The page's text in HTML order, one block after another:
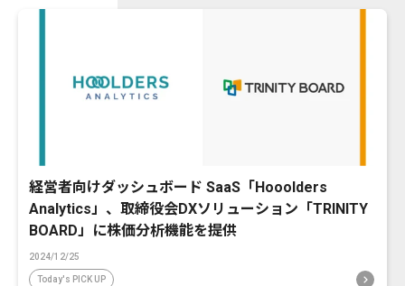
経営者向けダッシュボード SaaS「Hooolders
Analytics」、取締役会DXソリューション「TRINITY
BOARD」に株価分析機能を提供
2024/12/25
Today's PICK UP